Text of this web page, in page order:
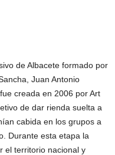
de Albacete formado por
Juan Antonio
creada en 2006 por Art
de dar rienda suelta a
cabida en los grupos a
Durante esta etapa la
el territorio nacional y